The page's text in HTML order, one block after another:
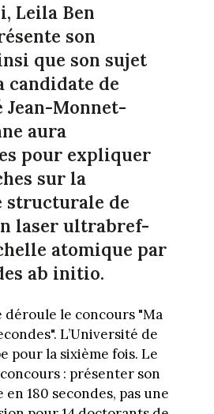
Leila Ben
son
que son sujet
candidate de
Jean-Monnet-
aura
pour expliquer
sur la
structurale de
laser ultrabref-
atomique par
ab initio.
déroule le concours "Ma
L’Université de
pour la sixième fois. Le
: présenter son
180 secondes, pas une